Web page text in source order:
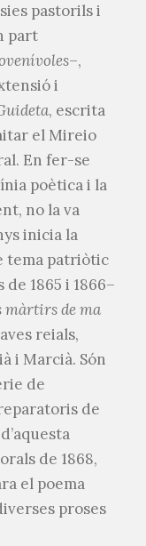
pastorils i
part
–,
i
, escrita
el Mireio
En fer-se
poètica i la
no la va
inicia la
tema patriòtic
1865 i 1866–
màrtirs de ma
reials,
i Marcià. Són
de
de
de 1868,
el poema
proses